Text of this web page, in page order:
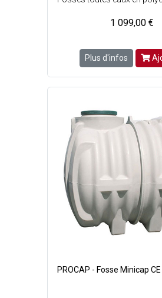
1 099,00 €
Plus d'infos
PROCAP - Fosse Minicap